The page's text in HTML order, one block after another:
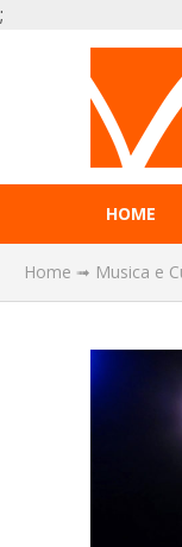
;
HOME
Home ➟ Musica e